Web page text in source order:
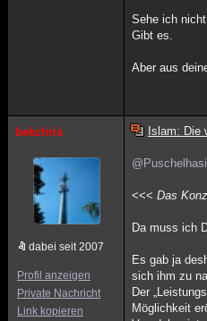
Sehe ich
Gibt es.
Aber aus
bekchris
dabei seit 2007
Profil anzeigen
Private Nachricht
Link kopieren
Islam: Die
@Puschelhasi
<<<Das
Da muss ich
Es gab ja
sich ihm zu
Der
Möglichkeit